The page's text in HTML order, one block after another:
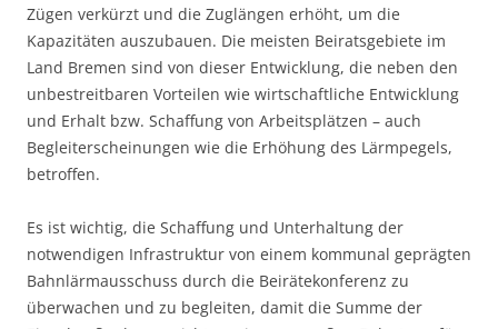
Zügen verkürzt und die Zuglängen erhöht, um die
Kapazitäten auszubauen. Die meisten Beiratsgebiete im
Land Bremen sind von dieser Entwicklung, die neben den
unbestreitbaren Vorteilen wie wirtschaftliche Entwicklung
und Erhalt bzw. Schaffung von Arbeitsplätzen – auch
Begleiterscheinungen wie die Erhöhung des Lärmpegels,
betroffen.
Es ist wichtig, die Schaffung und Unterhaltung der
notwendigen Infrastruktur von einem kommunal geprägten
Bahnlärmausschuss durch die Beirätekonferenz zu
überwachen und zu begleiten, damit die Summe der